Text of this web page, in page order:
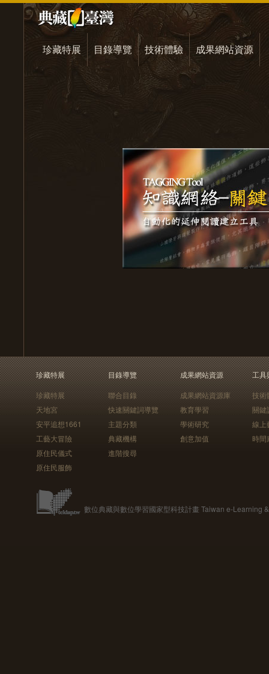
珍藏特展 目錄導覽 技術體驗 成果網站資源
珍藏特展
珍藏特展
天地宮
安平追想1661
工藝大冒險
原住民儀式
原住民服飾
目錄導覽
聯合目錄
快速關鍵詞導覽
主題分類
典藏機構
進階搜尋
成果網站資源
成果網站資源庫
教育學習
學術研究
創意加值
工具
技術
關鍵
線上
時間
數位典藏與數位學習國家型科技計畫 Taiwan e-Learning